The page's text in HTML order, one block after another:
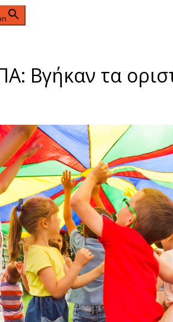
Βγήκαν τα